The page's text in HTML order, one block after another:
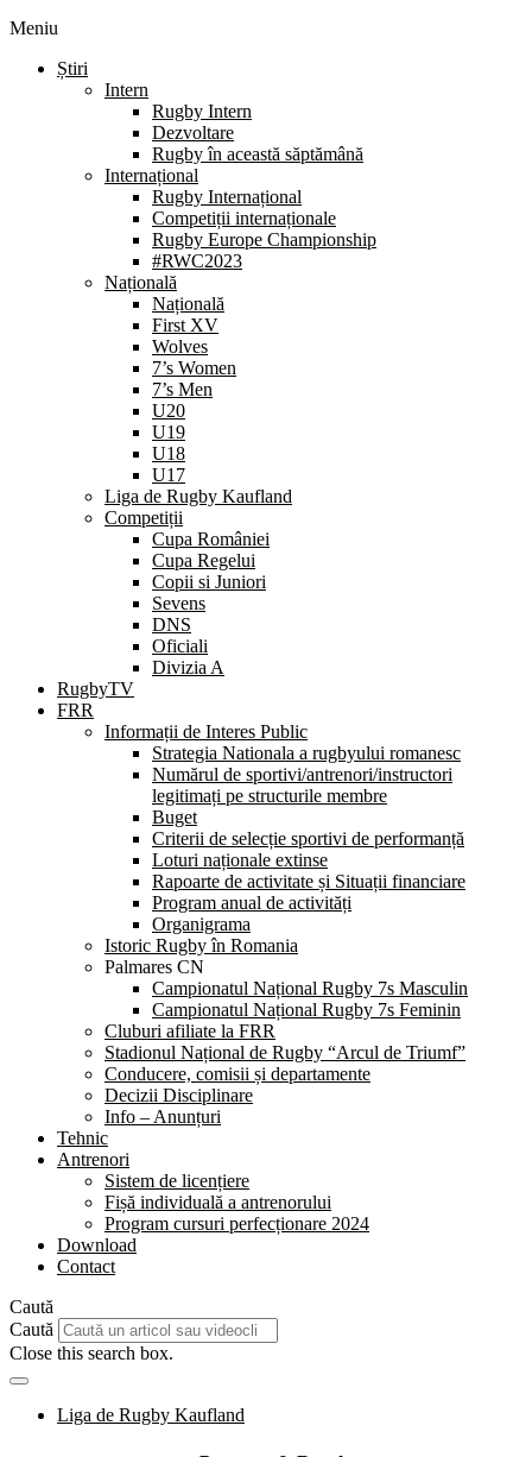
Meniu
Știri
Intern
Rugby Intern
Dezvoltare
Rugby în această săptămână
Internațional
Rugby Internațional
Competiții internaționale
Rugby Europe Championship
#RWC2023
Națională
Națională
First XV
Wolves
7’s Women
7’s Men
U20
U19
U18
U17
Liga de Rugby Kaufland
Competiții
Cupa României
Cupa Regelui
Copii si Juniori
Sevens
DNS
Oficiali
Divizia A
RugbyTV
FRR
Informații de Interes Public
Strategia Nationala a rugbyului romanesc
Numărul de sportivi/antrenori/instructori
legitimați pe structurile membre
Buget
Criterii de selecție sportivi de performanță
Loturi naționale extinse
Rapoarte de activitate și Situații financiare
Program anual de activități
Organigrama
Istoric Rugby în Romania
Palmares CN
Campionatul Național Rugby 7s Masculin
Campionatul Național Rugby 7s Feminin
Cluburi afiliate la FRR
Stadionul Național de Rugby “Arcul de Triumf”
Conducere, comisii și departamente
Decizii Disciplinare
Info – Anunțuri
Tehnic
Antrenori
Sistem de licențiere
Fișă individuală a antrenorului
Program cursuri perfecționare 2024
Download
Contact
Caută
Caută
Close this search box.
Liga de Rugby Kaufland